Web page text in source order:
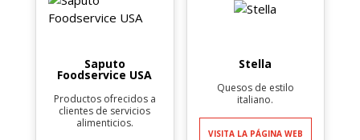
Saputo
Foodservice USA
Productos ofrecidos a
clientes de servicios
alimenticios.
Stella
Quesos de estilo
italiano.
VISITA LA PÁGINA WEB